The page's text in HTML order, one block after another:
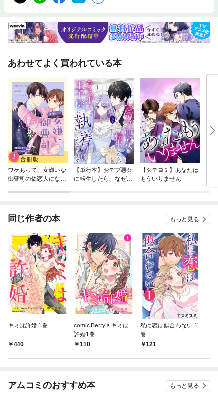
あわせてよく買われている本
ワケあって、女嫌いな
御曹司の偽恋人になり
【単行本】おデブ悪女
に転生したら、なぜか
【タテヨミ】あなたは
もういりません
同じ作者の本 もっと見る
キミは許婚 1巻
440
comic Berry’s キミは
許婚1巻
110
私に恋は似合わない 1
巻
121
アムコミのおすすめ本 もっと見る